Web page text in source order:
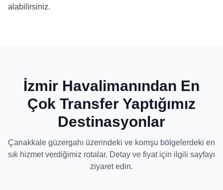
alabilirsiniz.
İzmir Havalimanından En
Çok Transfer Yaptığımız
Destinasyonlar
Çanakkale güzergahı üzerindeki ve komşu bölgelerdeki en
sık hizmet verdiğimiz rotalar. Detay ve fiyat için ilgili sayfayı
ziyaret edin.